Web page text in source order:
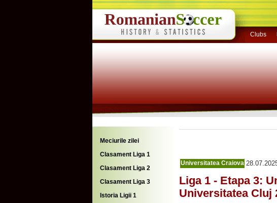
Clubs
Meciurile zilei
Clasament Liga 1
Clasament Liga 2
Clasament Liga 3
Istoria Ligii 1
Universitatea Craiova
Liga 1 - Etapa 3:
Universitatea Cluj